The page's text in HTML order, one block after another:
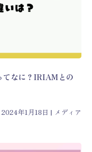
2024年1月18日 メディア
てなに？IRIAMとの